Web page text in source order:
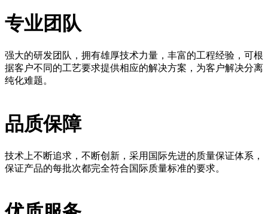
专业团队
强大的研发团队，拥有雄厚技术力量，丰富的工程经验，可根
据客户不同的工艺要求提供相应的解决方案，为客户解决分离
纯化难题。
品质保障
技术上不断追求，不断创新，采用国际先进的质量保证体系，
保证产品的每批次都完全符合国际质量标准的要求。